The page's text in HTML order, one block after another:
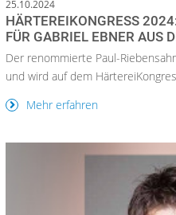
25.10.2024
HÄRTEREIKONGRESS
FÜR GABRIEL EBNER AUS
Der renommierte Paul-
und wird auf dem
Mehr erfahren